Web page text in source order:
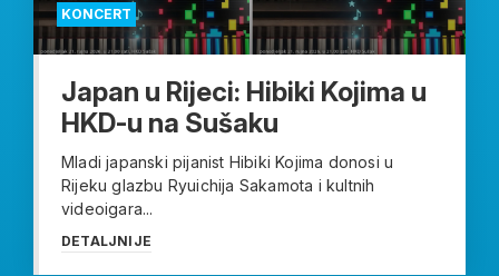
KONCERT
Japan u Rijeci: Hibiki Kojima u
HKD-u na Sušaku
Mladi japanski pijanist Hibiki Kojima donosi u
Rijeku glazbu Ryuichija Sakamota i kultnih
videoigara...
DETALJNIJE